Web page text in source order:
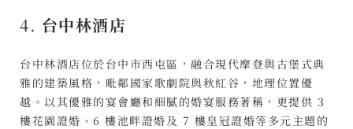
4. 台中林酒店
台中林酒店位於台中市西屯區，融合現代摩登與古堡式典
雅的建築風格，毗鄰國家歌劇院與秋紅谷，地理位置優
越。以其優雅的宴會廳和細膩的婚宴服務著稱，更提供 3
樓花園證婚、6 樓池畔證婚及 7 樓皇冠證婚等多元主題的